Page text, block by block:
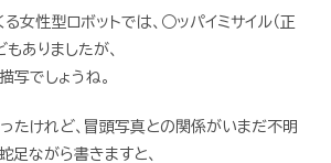
る女性型ロボットでは、○ッパイミサイル（正
ありましたが、
写でしょうね。
たけれど、冒頭写真との関係がいまだ不明
足ながら書きますと、